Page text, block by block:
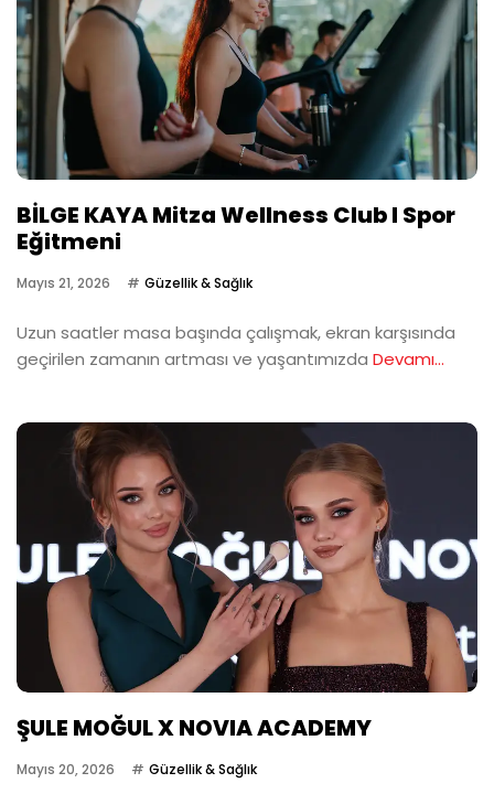
BİLGE KAYA Mitza Wellness Club I Spor
Eğitmeni
Mayıs 21, 2026 Güzellik & Sağlık
Uzun saatler masa başında çalışmak, ekran karşısında
geçirilen zamanın artması ve yaşantımızda Devamı...
ŞULE MOĞUL X NOVIA ACADEMY
Mayıs 20, 2026 Güzellik & Sağlık